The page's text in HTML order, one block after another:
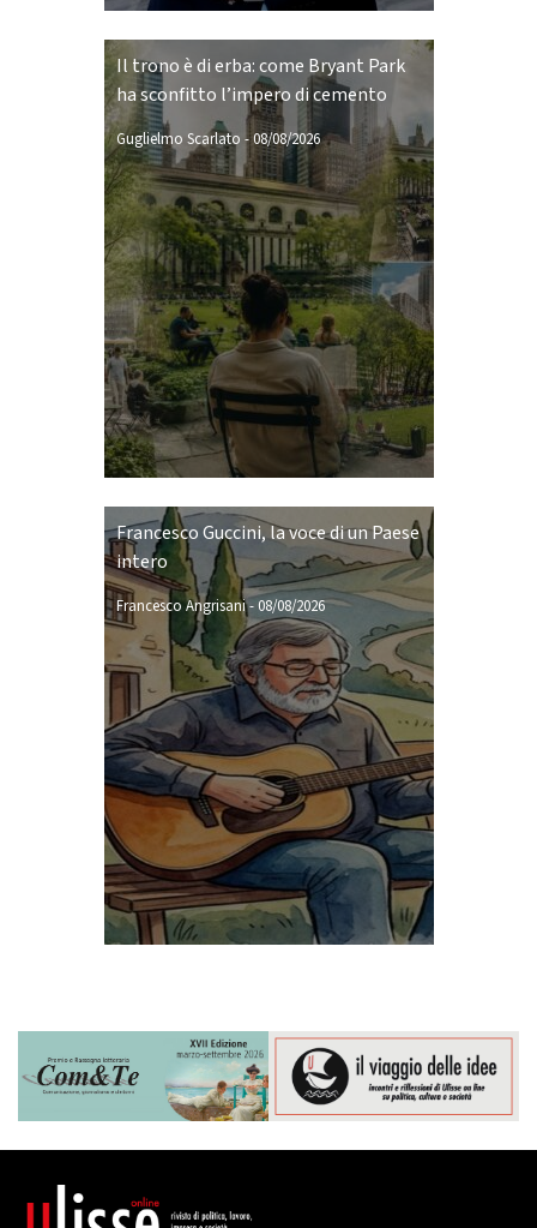
Il trono è di erba: come Bryant Park
ha sconfitto l’impero di cemento
Guglielmo Scarlato -08/08/2026
Francesco Guccini, la voce di un Paese
intero
Francesco Angrisani-08/08/2026